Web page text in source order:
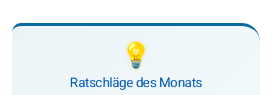
💡
Ratschläge des Monats